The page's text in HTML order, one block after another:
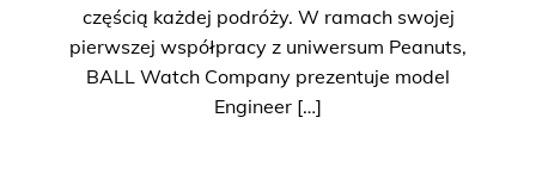
częścią każdej podróży. W ramach swojej
pierwszej współpracy z uniwersum Peanuts,
BALL Watch Company prezentuje model
Engineer […]